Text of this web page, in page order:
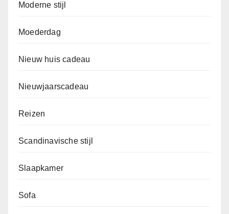
Moderne stijl
Moederdag
Nieuw huis cadeau
Nieuwjaarscadeau
Reizen
Scandinavische stijl
Slaapkamer
Sofa